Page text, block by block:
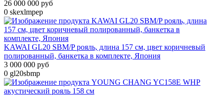
26 000 000 руб
0 skexlmpep
KAWAI GL20 SBM/P рояль, длина 157 см, цвет коричневый
полированный, банкетка в комплекте, Япония
3 000 000 руб
0 gl20sbmp